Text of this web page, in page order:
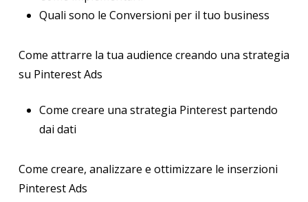
Quali sono le Conversioni per il tuo business
Come attrarre la tua audience creando una strategia
su Pinterest Ads
Come creare una strategia Pinterest partendo
dai dati
Come creare, analizzare e ottimizzare le inserzioni
Pinterest Ads